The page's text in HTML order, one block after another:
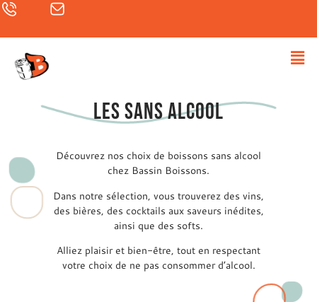
les sans alcool
Découvrez nos choix de boissons sans alcool
chez Bassin Boissons.
Dans notre sélection, vous trouverez des vins,
des bières, des cocktails aux saveurs inédites,
ainsi que des softs.
Alliez plaisir et bien-être, tout en respectant
votre choix de ne pas consommer d’alcool.